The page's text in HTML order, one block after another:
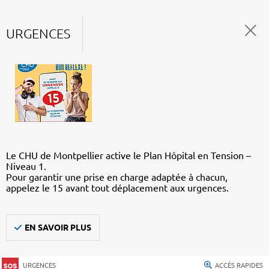
URGENCES
Le CHU de Montpellier active le Plan Hôpital en Tension –
Niveau 1.
Pour garantir une prise en charge adaptée à chacun,
appelez le 15 avant tout déplacement aux urgences.
EN SAVOIR PLUS
URGENCES ACCÈS RAPIDES